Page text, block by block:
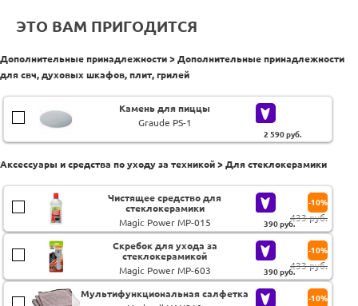
ЭТО ВАМ ПРИГОДИТСЯ
Дополнительные принадлежности > Дополнительные принадлежности
для свч, духовых шкафов, плит, грилей
Камень для пиццы
Graude PS-1
2 590руб.
Аксессуары и средства по уходу за техникой > Для стеклокерамики
Чистящее средство для
стеклокерамики
Magic Power MP-015
390руб.
433 руб.
-10%
Скребок для ухода за
стеклокерамикой
Magic Power MP-603
390руб.
433 руб.
-10%
Мультифункциональная салфетка
-10%